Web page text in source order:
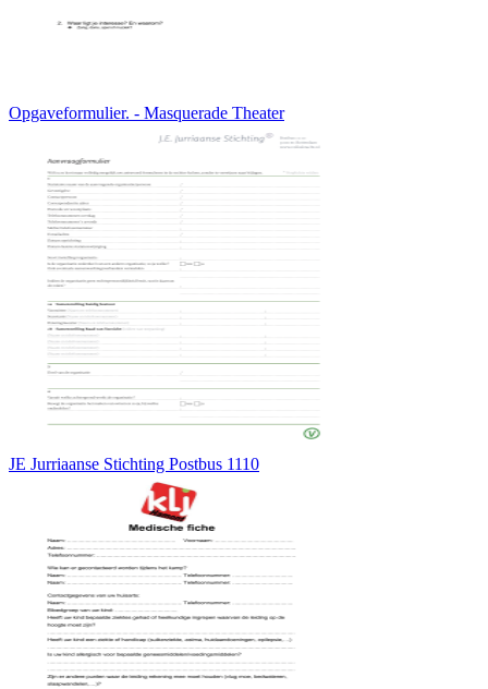
Opgaveformulier. - Masquerade Theater
JE Jurriaanse Stichting Postbus 1110